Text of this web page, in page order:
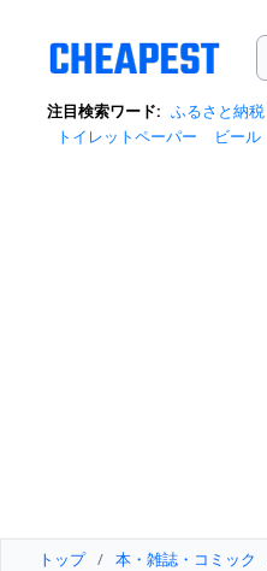
注目検索ワード: ふるさと納税
トイレットペーパー
ビール
トップ / 本・雑誌・コミック